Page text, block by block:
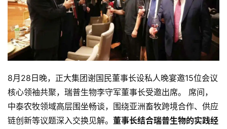
8月28日晚，正大集团谢国民董事长设私人晚宴邀15位会议
核心领袖共聚，瑞普生物李守军董事长受邀出席。 席间，
中泰农牧领域高层围坐畅谈，围绕亚洲畜牧跨境合作、供应
链创新等议题深入交换见解。 董事长结合瑞普生物的实践经